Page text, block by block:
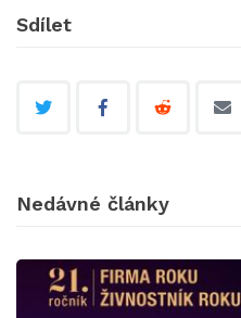
Sdílet
Nedávné články